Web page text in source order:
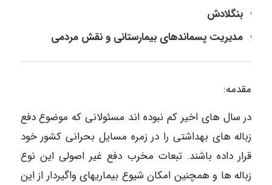
بنگلادش
مدیریت پسماندهای بیمارستانی و نقش مردمی
مقدمه:
در سال های اخیر کم نبوده اند مسئولانی که موضوع دفع
زباله های بهداشتی را در زمره مسایل بحرانی کشور خود
قرار داده باشند. تبعات مخرب دفع غیر اصولی این نوع
زباله ها و همچنین امکان شیوع بیماریهای واگیردار از این